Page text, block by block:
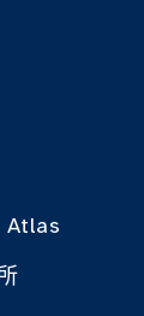
Atlas